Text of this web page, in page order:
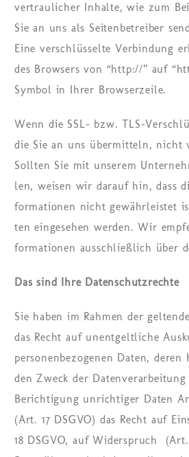
vertraulicher Inhalte, wie zum
Sie an uns als Seitenbetreiber
Eine verschlüsselte Verbindung
des Browsers von “http://” auf
Symbol in Ihrer Browserzeile.
Wenn die SSL- bzw. TLS-
die Sie an uns übermitteln, nicht
Soll­ten Sie mit unserem
len, wei­sen wir dar­auf hin, dass
for­ma­tio­nen nicht ge­währ­leis­tet
ten ein­ge­se­hen wer­den. Wir
for­ma­tio­nen aus­schlie­ß­lich über
Das sind Ihre Datenschutzrechte
Sie haben im Rahmen der
das Recht auf unentgeltliche
personenbezogenen Daten,
den Zweck der
Berichtigung unrichtiger Daten
(Art. 17 DSGVO) das Recht auf
18 DSGVO, auf Widerspruch